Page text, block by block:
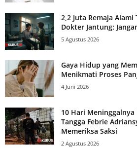
2,2 Juta Remaja
Dokter Jantung:
5 Agustus 2026
Gaya Hidup yang
Menikmati Proses
4 Juni 2026
10 Hari Meninggalnya
Tangga Febrie
Memeriksa Saksi
2 Agustus 2026